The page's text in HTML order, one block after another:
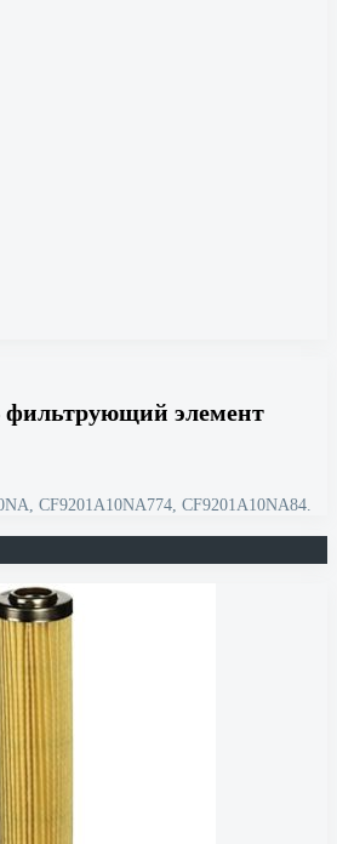
фильтрующий элемент
CF9201A10NA774, CF9201A10NA84.